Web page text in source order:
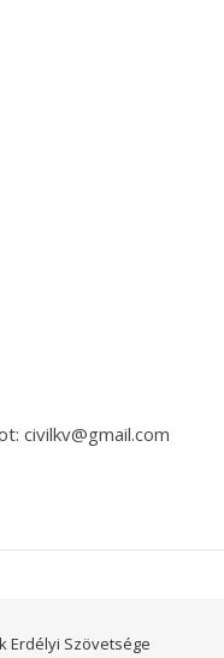
civilkv@gmail.com
Erdélyi Szövetsége